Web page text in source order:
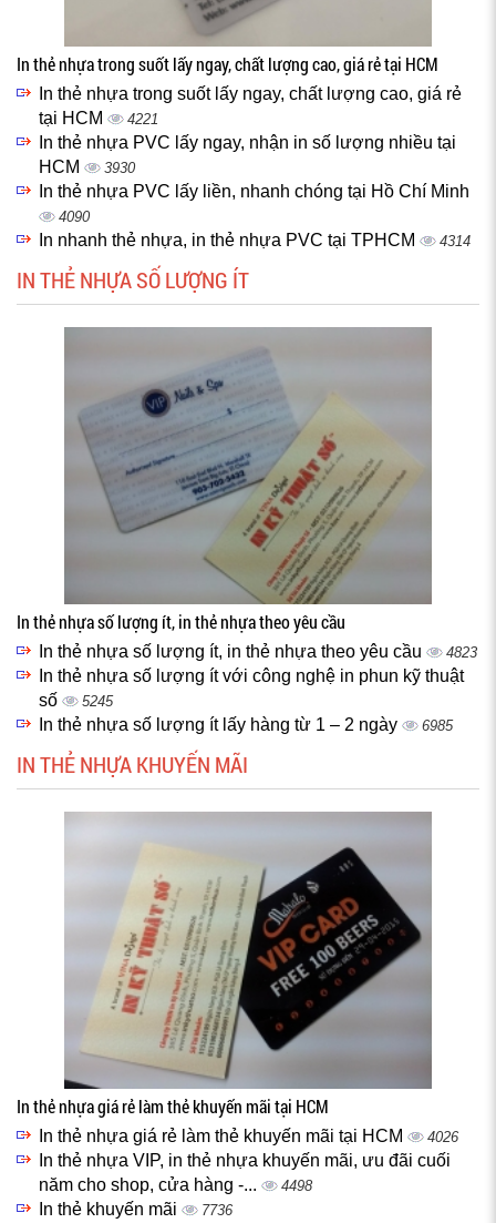
In thẻ nhựa trong suốt lấy ngay, chất lượng cao, giá rẻ tại HCM
In thẻ nhựa trong suốt lấy ngay, chất lượng cao, giá rẻ
tại HCM
4221
In thẻ nhựa PVC lấy ngay, nhận in số lượng nhiều tại
HCM
3930
In thẻ nhựa PVC lấy liền, nhanh chóng tại Hồ Chí Minh
4090
In nhanh thẻ nhựa, in thẻ nhựa PVC tại TPHCM 4314
IN THẺ NHỰA SỐ LƯỢNG ÍT
In thẻ nhựa số lượng ít, in thẻ nhựa theo yêu cầu
In thẻ nhựa số lượng ít, in thẻ nhựa theo yêu cầu 4823
In thẻ nhựa số lượng ít với công nghệ in phun kỹ thuật
số
5245
In thẻ nhựa số lượng ít lấy hàng từ 1 – 2 ngày 6985
IN THẺ NHỰA KHUYẾN MÃI
In thẻ nhựa giá rẻ làm thẻ khuyến mãi tại HCM
In thẻ nhựa giá rẻ làm thẻ khuyến mãi tại HCM 4026
In thẻ nhựa VIP, in thẻ nhựa khuyến mãi, ưu đãi cuối
năm cho shop, cửa hàng -...
4498
In thẻ khuyến mãi 7736